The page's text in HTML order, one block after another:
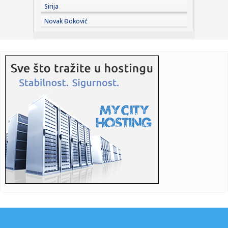
17:21:Blokaderka iz Novog Sada čestitala Hrvatima na etničkom
17:19: Najbolji rang u istoriji Banjaluke: Sara Mikača igra tenis
živo...
17:19:
provedenih u kom...
17:19:Čelik želi iznenaditi Zrinjski u Mostaru
17:18:Od sve je legalno do predaje oružja: Milić u PU Niš
17:17:Brisel presekao: "Zelenski, reci šta ti treba"
Sirija
Novak Đoković